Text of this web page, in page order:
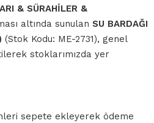
& SÜRAHİLER &
altında sunulan SU BARDAĞI
(Stok Kodu: ME-2731), genel
stoklarımızda yer
sepete ekleyerek ödeme